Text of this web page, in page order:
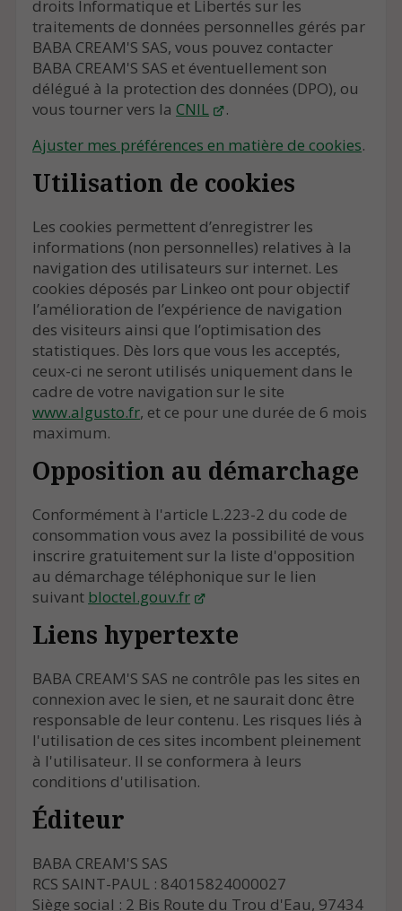
droits Informatique et Libertés sur les
traitements de données personnelles gérés par
BABA CREAM'S SAS, vous pouvez contacter
BABA CREAM'S SAS et éventuellement son
délégué à la protection des données (DPO), ou
vous tourner vers laCNIL
.
Ajuster mes préférences en matière de cookies.
Utilisation de cookies
Les cookies permettent d’enregistrer les
informations (non personnelles) relatives à la
navigation des utilisateurs sur internet. Les
cookies déposés par Linkeo ont pour objectif
l’amélioration de l’expérience de navigation
des visiteurs ainsi que l’optimisation des
statistiques. Dès lors que vous les acceptés,
ceux-ci ne seront utilisés uniquement dans le
cadre de votre navigation sur le site
www.algusto.fr, et ce pour une durée de 6 mois
maximum.
Opposition au démarchage
Conformément à l'article L.223-2 du code de
consommation vous avez la possibilité de vous
inscrire gratuitement sur la liste d'opposition
au démarchage téléphonique sur le lien
suivant bloctel.gouv.fr
Liens hypertexte
BABA CREAM'S SAS ne contrôle pas les sites en
connexion avec le sien, et ne saurait donc être
responsable de leur contenu. Les risques liés à
l'utilisation de ces sites incombent pleinement
à l'utilisateur. Il se conformera à leurs
conditions d'utilisation.
Éditeur
BABA CREAM'S SAS
RCS SAINT-PAUL : 84015824000027
Siège social : 2 Bis Route du Trou d'Eau, 97434